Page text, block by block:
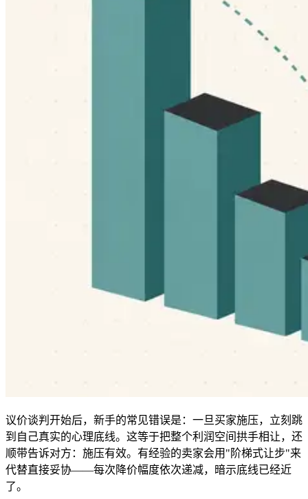
议价谈判开始后，新手的常见错误是：一旦买家施压，立刻跳
到自己真实的心理底线。这等于把整个利润空间拱手相让，还
顺带告诉对方：施压有效。有经验的卖家会用"阶梯式让步"来
代替直接妥协——每次降价幅度依次递减，暗示底线已经近
了。